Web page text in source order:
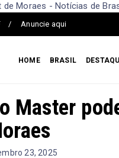
Moraes - Notícias de
Anuncie aqui
HOME BRASIL
Master
23, 2025